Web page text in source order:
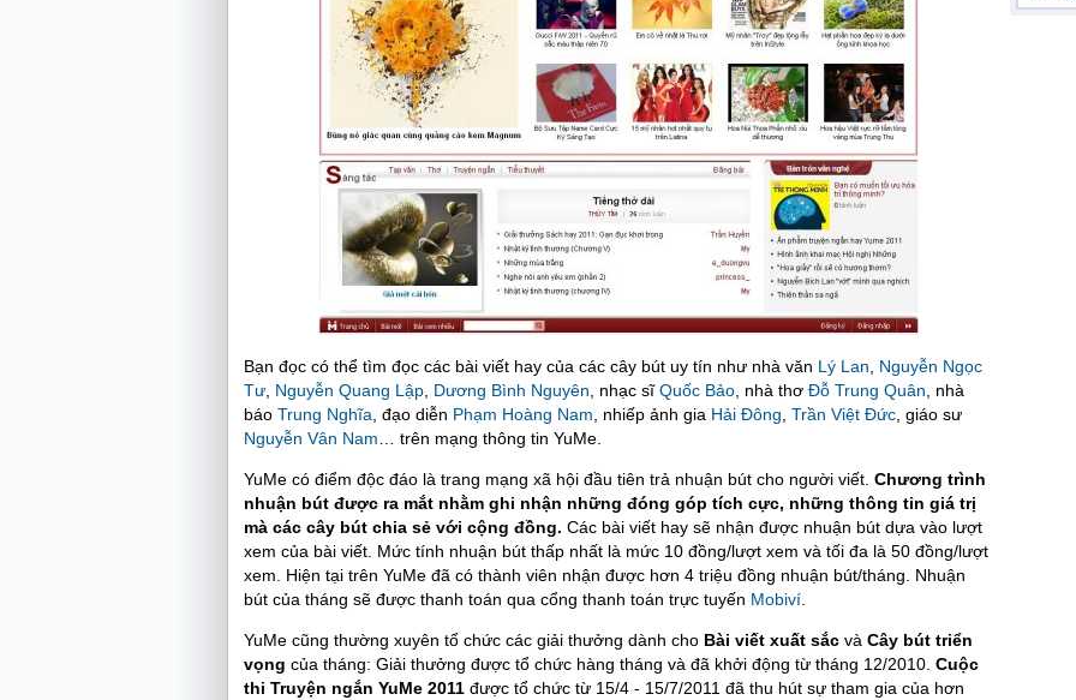
Bạn đọc có thể tìm đọc các bài viết hay của các cây bút uy tín như nhà văn Lý Lan
Nguyễn Ngọc
Tư Nguyễn Quang Lập Dương Bình Nguyên , nhạc sĩQuốc Bảo , nhà thơ Đỗ Trung Quân , nhà
báo Trung Nghĩa , đạo diễn Phạm Hoàng Nam , nhiếp ảnh gia Hải Đông Trần Việt Đức , giáo sư
Nguyễn Vân Nam … trên mạng thông tin YuMe.
YuMe có điểm độc đáo là trang mạng xã hội đầu tiên trả nhuận bút cho người viết. Chương trình
nhuận bút được ra mắt nhằm ghi nhận những đóng góp tích cực, những thông tin giá trị
mà các cây bút chia sẻ với cộng đồng. Các bài viết hay sẽ nhận được nhuận bút dựa vào lượt
xem của bài viết. Mức tính nhuận bút thấp nhất là mức 10 đồng/lượt xem và tối đa là 50 đồng/lượt
xem. Hiện tại trên YuMe đã có thành viên nhận được hơn 4 triệu đồng nhuận bút/tháng. Nhuận
bút của tháng sẽ được thanh toán qua cổng thanh toán trực tuyến Mobiví
YuMe cũng thường xuyên tổ chức các giải thưởng dành cho Bài viết xuất sắc và Cây bút triển
vọng của tháng: Giải thưởng được tổ chức hàng tháng và đã khởi động từ tháng 12/2010. Cuộc
thi Truyện ngắn YuMe 2011 được tổ chức từ 15/4 - 15/7/2011 đã thu hút sự tham gia của hơn